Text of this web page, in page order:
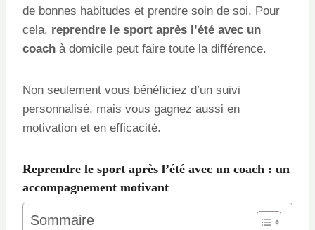
de bonnes habitudes et prendre soin de soi. Pour
cela, reprendre le sport après l’été avec un
coach à domicile peut faire toute la différence.
Non seulement vous bénéficiez d’un suivi
personnalisé, mais vous gagnez aussi en
motivation et en efficacité.
Reprendre le sport après l’été avec un coach : un
accompagnement motivant
Sommaire